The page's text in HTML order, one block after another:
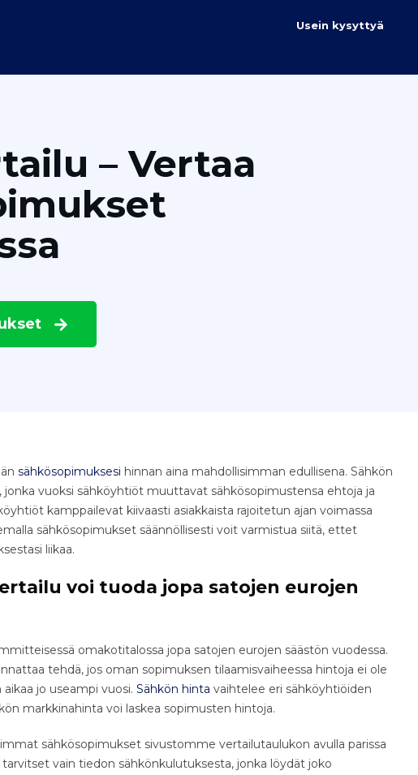
Usein kysyttyä
– Vertaa
sähkösopimuksesi hinnan aina mahdollisimman edullisena. Sähkön
vuoksi sähköyhtiöt muuttavat sähkösopimustensa ehtoja ja
kamppailevat kiivaasti asiakkaista rajoitetun ajan voimassa
sähkösopimukset säännöllisesti voit varmistua siitä, ettet
liikaa.
voi tuoda jopa satojen eurojen
omakotitalossa jopa satojen eurojen säästön vuodessa.
tehdä, jos oman sopimuksen tilaamisvaiheessa hintoja ei ole
jo useampi vuosi. Sähkön hinta vaihtelee eri sähköyhtiöiden
markkinahinta voi laskea sopimusten hintoja.
sähkösopimukset sivustomme vertailutaulukon avulla parissa
vain tiedon sähkönkulutuksesta, jonka löydät joko